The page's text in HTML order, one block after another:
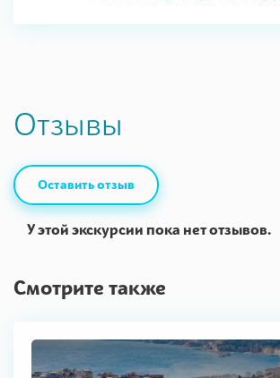
Отзывы
Оставить отзыв
У этой экскурсии пока нет отзывов.
Смотрите также